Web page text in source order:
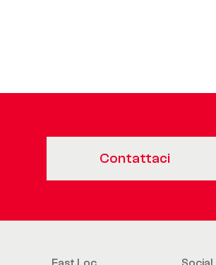
Contattaci